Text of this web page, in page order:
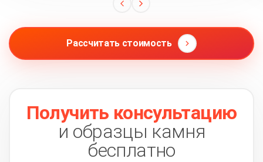
Рассчитать стоимость
Получить консультацию
и образцы камня
бесплатно